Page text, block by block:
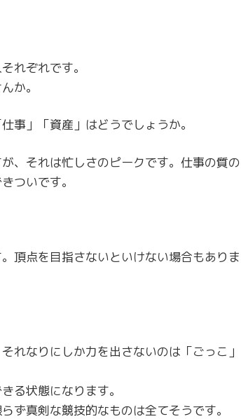
れぞれです。
か。
事」「資産」はどうでしょうか。
、それは忙しさのピークです。仕事の質の
ついです。
頂点を目指さないといけない場合もありま
れなりにしか力を出さないのは「ごっこ」
る状態になります。
ず真剣な競技的なものは全てそうです。